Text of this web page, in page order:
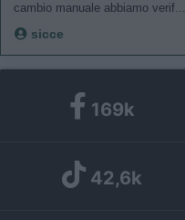
cambio manuale abbiamo verif...
sicce
169k
42,6k